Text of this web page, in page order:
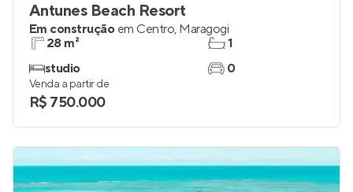
Antunes Beach Resort
Em construção em Centro, Maragogi
28 m²
studio
1
0
Venda a partir de
R$ 750.000